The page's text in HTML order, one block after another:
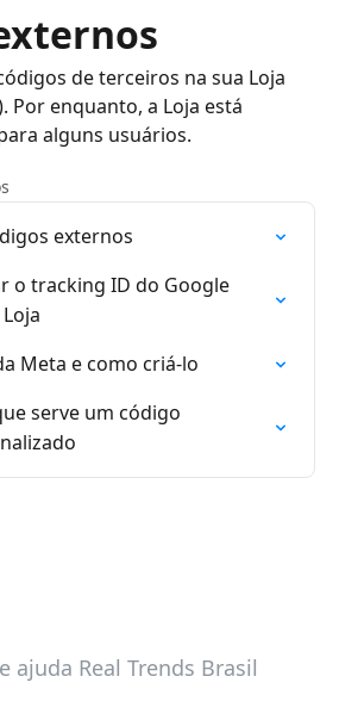
de terceiros na sua Loja
Por enquanto, a Loja está
alguns usuários.
externos
o tracking ID do Google
Meta e como criá-lo
serve um código